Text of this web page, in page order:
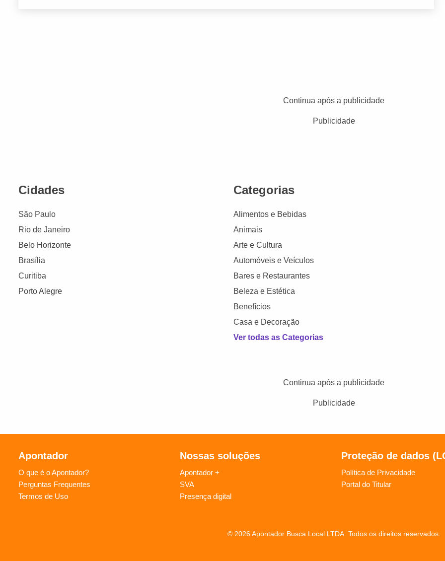
Continua após a publicidade
Publicidade
Cidades
São Paulo
Rio de Janeiro
Belo Horizonte
Brasília
Curitiba
Porto Alegre
Categorias
Alimentos e Bebidas
Animais
Arte e Cultura
Automóveis e Veículos
Bares e Restaurantes
Beleza e Estética
Benefícios
Casa e Decoração
Ver todas as Categorias
Continua após a publicidade
Publicidade
Apontador
O que é o Apontador?
Perguntas Frequentes
Termos de Uso
Nossas soluções
Apontador +
SVA
Presença digital
Proteção de dados
Política de Privacidade
Portal do Titular
© 2026 Apontador Busca Local LTDA. Todos os direitos reservados.